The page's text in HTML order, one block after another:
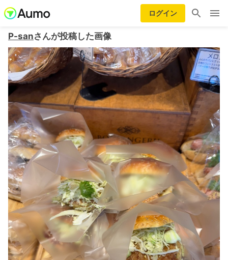
ログイン
P-sanさんが投稿した画像